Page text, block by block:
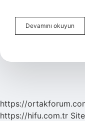
Devamını okuyun
Şarkı
Ait
https://
https://hifu.com.tr